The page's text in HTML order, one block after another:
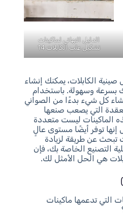
الدليل النهائي لماكينات
تشكيل علب الكابلات 14
الكابلات، يمكنك إنشاء
وسهولة. باستخدام
كل شيء بدءًا من الصواني
التي يصعب صنعها
الماكينات ليست متعددة
توفر أيضًا مستوى عالٍ
تبحث عن طريقة لزيادة
التصنيع الخاصة بك، فإن
هي الحل الأمثل لك.
التي تدعمها ماكينات